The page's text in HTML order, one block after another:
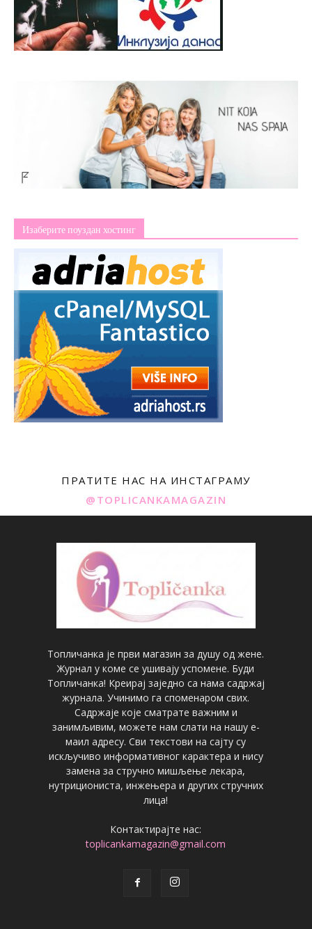
Изаберите поуздан хостинг
ПРАТИТЕ НАС НА ИНСТАГРАМУ
@TOPLICANKAMAGAZIN
Топличанка је први магазин за душу од жене.
Журнал у коме се ушивају успомене. Буди
Топличанка! Креирај заједно са нама садржај
журнала. Учинимо га споменаром свих.
Садржаје које сматрате важним и
занимљивим, можете нам слати на нашу е-
маил адресу. Сви текстови на сајту су
искључиво информативног карактера и нису
замена за стручно мишљење лекара,
нутрициониста, инжењера и других стручних
лица!
Контактирајте нас:
toplicankamagazin@gmail.com